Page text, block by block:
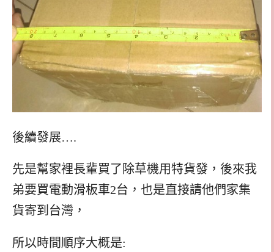
後續發展….
先是幫家裡長輩買了除草機用特貨發，後來我
弟要買電動滑板車2台，也是直接請他們家集
貨寄到台灣，
所以時間順序大概是: